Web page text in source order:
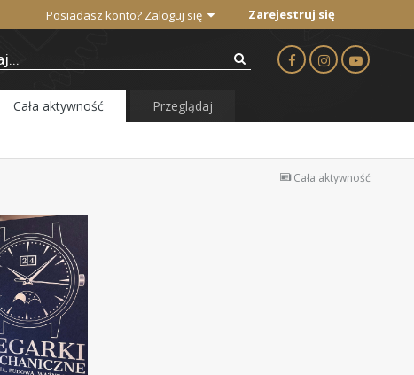
Posiadasz konto? Zaloguj się Zarejestruj się
Cała aktywność Przeglądaj
Cała aktywność